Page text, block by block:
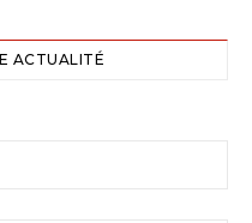
ACTUALITÉ